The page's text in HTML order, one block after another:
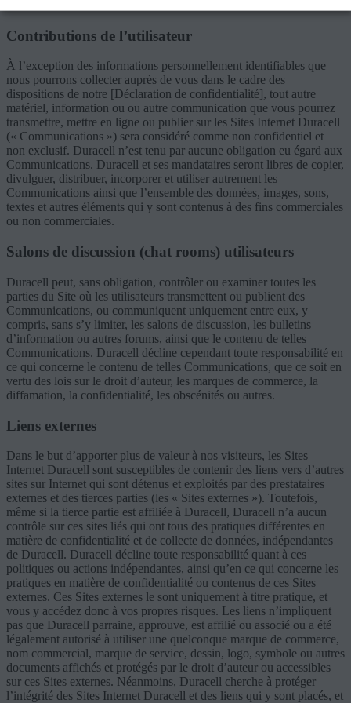
Contributions de l’utilisateur
À l’exception des informations personnellement identifiables que
nous pourrons collecter auprès de vous dans le cadre des
dispositions de notre [Déclaration de confidentialité], tout autre
matériel, information ou ou autre communication que vous pourrez
transmettre, mettre en ligne ou publier sur les Sites Internet Duracell
(« Communications ») sera considéré comme non confidentiel et
non exclusif. Duracell n’est tenu par aucune obligation eu égard aux
Communications. Duracell et ses mandataires seront libres de copier,
divulguer, distribuer, incorporer et utiliser autrement les
Communications ainsi que l’ensemble des données, images, sons,
textes et autres éléments qui y sont contenus à des fins commerciales
ou non commerciales.
Salons de discussion (chat rooms) utilisateurs
Duracell peut, sans obligation, contrôler ou examiner toutes les
parties du Site où les utilisateurs transmettent ou publient des
Communications, ou communiquent uniquement entre eux, y
compris, sans s’y limiter, les salons de discussion, les bulletins
d’information ou autres forums, ainsi que le contenu de telles
Communications. Duracell décline cependant toute responsabilité en
ce qui concerne le contenu de telles Communications, que ce soit en
vertu des lois sur le droit d’auteur, les marques de commerce, la
diffamation, la confidentialité, les obscénités ou autres.
Liens externes
Dans le but d’apporter plus de valeur à nos visiteurs, les Sites
Internet Duracell sont susceptibles de contenir des liens vers d’autres
sites sur Internet qui sont détenus et exploités par des prestataires
externes et des tierces parties (les « Sites externes »). Toutefois,
même si la tierce partie est affiliée à Duracell, Duracell n’a aucun
contrôle sur ces sites liés qui ont tous des pratiques différentes en
matière de confidentialité et de collecte de données, indépendantes
de Duracell. Duracell décline toute responsabilité quant à ces
politiques ou actions indépendantes, ainsi qu’en ce qui concerne les
pratiques en matière de confidentialité ou contenus de ces Sites
externes. Ces Sites externes le sont uniquement à titre pratique, et
vous y accédez donc à vos propres risques. Les liens n’impliquent
pas que Duracell parraine, approuve, est affilié ou associé ou a été
légalement autorisé à utiliser une quelconque marque de commerce,
nom commercial, marque de service, dessin, logo, symbole ou autres
documents affichés et protégés par le droit d’auteur ou accessibles
sur ces Sites externes. Néanmoins, Duracell cherche à protéger
l’intégrité des Sites Internet Duracell et des liens qui y sont placés, et